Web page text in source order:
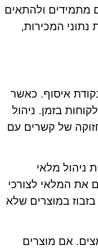
מתמידים ולהתאים
המכירות,
איסוף. כאשר
בזמן. ניהול
של קשרים עם
ניהול מלאי
את המלאי לצורכי
במוצרים שלא
אם מוצרים